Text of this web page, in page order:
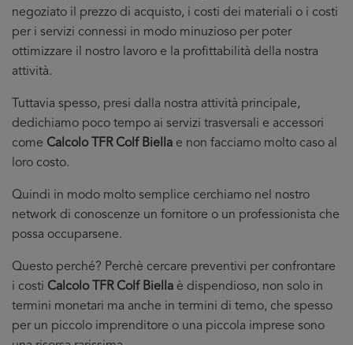
negoziato il prezzo di acquisto, i costi dei materiali o i costi
per i servizi connessi in modo minuzioso per poter
ottimizzare il nostro lavoro e la profittabilità della nostra
attività.
Tuttavia spesso, presi dalla nostra attività principale,
dedichiamo poco tempo ai servizi trasversali e accessori
come Calcolo TFR Colf Biella e non facciamo molto caso al
loro costo.
Quindi in modo molto semplice cerchiamo nel nostro
network di conoscenze un fornitore o un professionista che
possa occuparsene.
Questo perché? Perchè cercare preventivi per confrontare
i costi Calcolo TFR Colf Biella è dispendioso, non solo in
termini monetari ma anche in termini di temo, che spesso
per un piccolo imprenditore o una piccola imprese sono